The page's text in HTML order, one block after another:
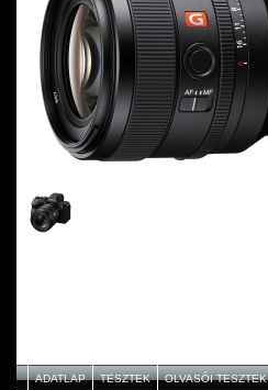
ADATLAP TESZTEK OLVASÓI TESZTEK